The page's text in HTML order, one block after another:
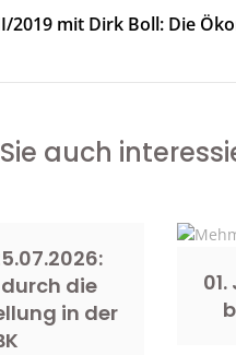
2019 mit Dirk Boll: Die
auch
die
in der